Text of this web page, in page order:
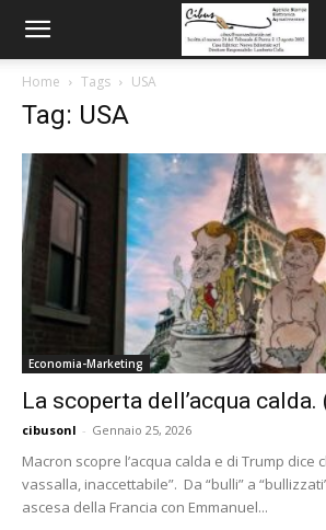
Home Tags USA
Tag: USA
Economia-Marketing
La scoperta dell’acqua calda.
cibusonl - Gennaio 25, 2026
Macron scopre l’acqua calda e di Trump dice
vassalla, inaccettabile”. Da “bulli” a
ascesa della Francia con Emmanuel...